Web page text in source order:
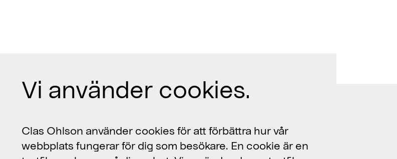
Clas Ohlson, 793 85 Insjön
Jobba med oss
Lediga jobb >
Vi använder cookies.
Clas Ohlson använder cookies för att förbättra hur vår
webbplats fungerar för dig som besökare. En cookie är en